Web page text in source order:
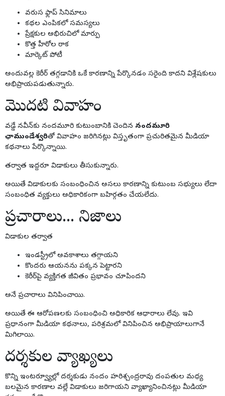
వరుస ఫ్లాప్ సినిమాలు
కథల ఎంపికలో సమస్యలు
ప్రేక్షకుల అభిరుచిలో మార్పు
కొత్త హీరోల రాక
మార్కెట్ పోటీ
అందువల్ల కెరీర్ తగ్గడానికి ఒకే కారణాన్ని పేర్కొనడం సరైంది కాదని విశ్లేషకులు
అభిప్రాయపడుతున్నారు.
మొదటి వివాహం
వడ్డే నవీన్‌కు నందమూరి కుటుంబానికి చెందిన నందమూరి
ఛాముండేశ్వరితో వివాహం జరిగినట్లు విస్తృతంగా ప్రచురితమైన మీడియా
కథనాలు పేర్కొన్నాయి.
తర్వాత ఇద్దరూ విడాకులు తీసుకున్నారు.
అయితే విడాకులకు సంబంధించిన అసలు కారణాన్ని కుటుంబ సభ్యులు లేదా
సంబంధిత వ్యక్తులు అధికారికంగా బహిర్గతం చేయలేదు.
ప్రచారాలు... నిజాలు
విడాకుల తర్వాత
ఇండస్ట్రీలో అవకాశాలు తగ్గాయని
కొందరు ఆయనను పక్కన పెట్టారని
కెరీర్‌పై వ్యక్తిగత జీవితం ప్రభావం చూపిందని
అనే ప్రచారాలు వినిపించాయి.
అయితే ఈ ఆరోపణలకు సంబంధించి అధికారిక ఆధారాలు లేవు. ఇవి
ప్రధానంగా మీడియా కథనాలు, పరిశ్రమలో వినిపించిన అభిప్రాయాలుగానే
మిగిలాయి.
దర్శకుల వ్యాఖ్యలు
కొన్ని ఇంటర్వ్యూల్లో దర్శకుడు నందం హరిశ్చంద్రరావు దంపతుల మధ్య
బలమైన కారణాల వల్లే విడాకులు జరిగాయని వ్యాఖ్యానించినట్లు మీడియా